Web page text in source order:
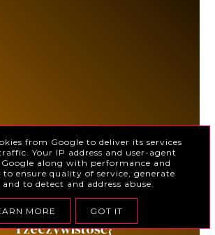
z bonprix - warto?
{oczekiwania kontra
rzeczywistość}
from Google to deliver its services
Your IP address and user-agent
along with performance and
ensure quality of service, generate
to detect and address abuse.
MORE GOT IT